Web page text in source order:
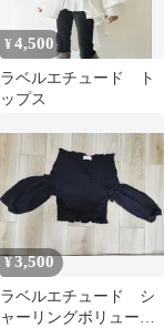
¥4,500
ラベルエチュード ト
ップス
¥3,500
ラベルエチュード シ
ャーリングボリューム